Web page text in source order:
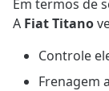
Em termos de
A Fiat Titano
Controle
Frenagem